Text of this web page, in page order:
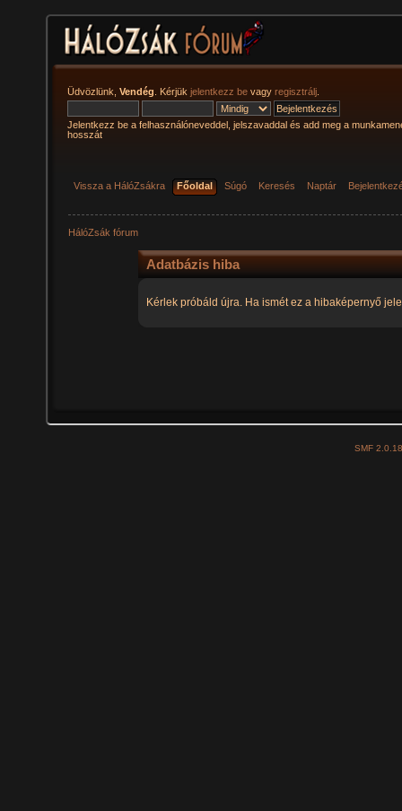
Üdvözlünk, Vendég . Kérjük jelentkezz be vagy regisztrálj
Jelentkezz be a felhasználóneveddel, jelszavaddal és add meg a
hosszát
Vissza a HálóZsákra Főoldal Súgó Keresés Naptár
HálóZsák fórum
Adatbázis hiba
Kérlek próbáld újra. Ha ismét ez a hibaképernyő
SMF 2.0.18